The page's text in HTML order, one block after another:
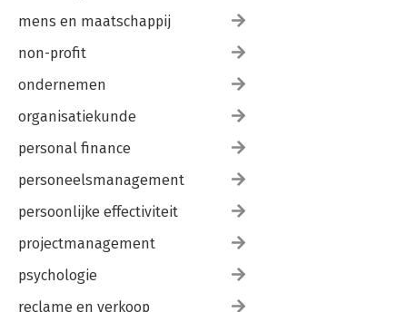
mens en maatschappij
non-profit
ondernemen
organisatiekunde
personal finance
personeelsmanagement
persoonlijke effectiviteit
projectmanagement
psychologie
reclame en verkoop